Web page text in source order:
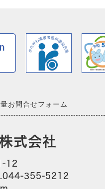
お問合せフォーム
式会社
12
355-5212